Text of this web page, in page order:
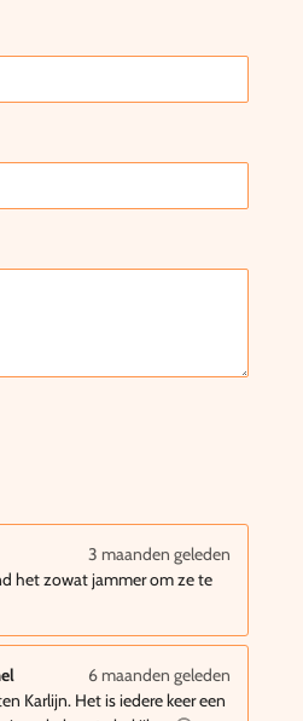
3 maanden geleden
het zowat jammer om ze te
6 maanden geleden
Karlijn. Het is iedere keer een